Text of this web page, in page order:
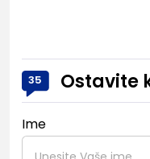
35 Ostavite
Ime